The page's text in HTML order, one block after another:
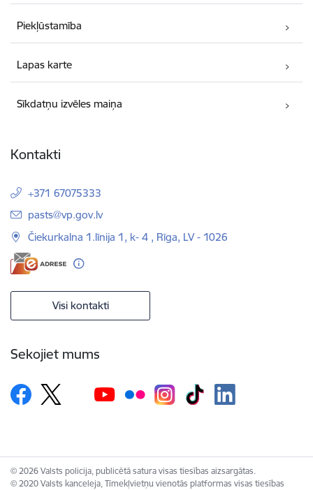
Piekļūstamība
Lapas karte
Sīkdatņu izvēles maiņa
Kontakti
+371 67075333
E-pasts:
pasts@vp.gov.lv
Čiekurkalna 1.līnija 1, k- 4 , Rīga, LV - 1026
Visi kontakti
Sekojiet mums
© 2026 Valsts policija, publicētā satura visas tiesības aizsargātas.
© 2020 Valsts kanceleja, Tīmekļvietņu vienotās platformas visas tiesības